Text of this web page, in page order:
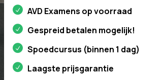
AVD Examens op voorraad
Gespreid betalen mogelijk!
Spoedcursus (binnen 1 dag)
Laagste prijsgarantie